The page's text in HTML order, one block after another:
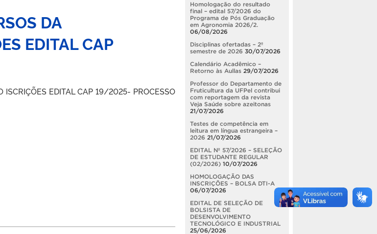
DA
EDITAL CAP
ISCRIÇÕES EDITAL CAP 19/2025- PROCESSO
Homologação do resultado
final – edital 57/2026 do
Programa de Pós Graduação
em Agronomia 2026/2.
06/08/2026
Disciplinas ofertadas – 2º
semestre de 2026 30/07/2026
Calendário Acadêmico –
Retorno às Aullas 29/07/2026
Professor do Departamento de
Fruticultura da UFPel contribui
com reportagem da revista
Veja Saúde sobre azeitonas
21/07/2026
Testes de competência em
leitura em língua estrangeira –
2026 21/07/2026
EDITAL Nº 57/2026 – SELEÇÃO
DE ESTUDANTE REGULAR
(02/2026) 10/07/2026
HOMOLOGAÇÃO DAS
INSCRIÇÕES – BOLSA DTI-A
06/07/2026
EDITAL DE SELEÇÃO DE
BOLSISTA DE
DESENVOLVIMENTO
TECNOLÓGICO E INDUSTRIAL
25/06/2026